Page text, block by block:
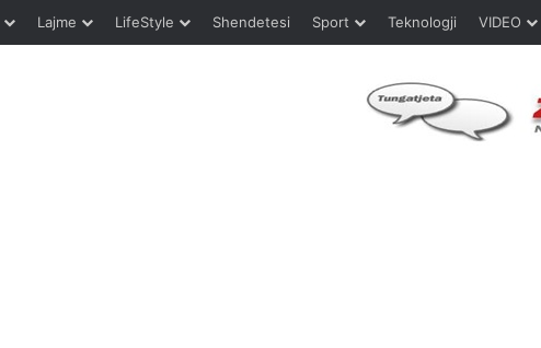
Lajme LifeStyle Shendetesi Sport Teknologji VIDEO